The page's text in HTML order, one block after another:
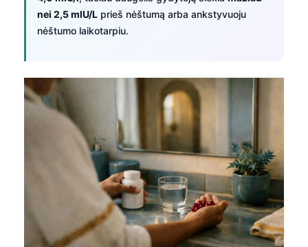
nei 2,5 mIU/L prieš nėštumą arba ankstyvuoju
nėštumo laikotarpiu.
Ślōnskŏ gŏdka
Norsk bokmål